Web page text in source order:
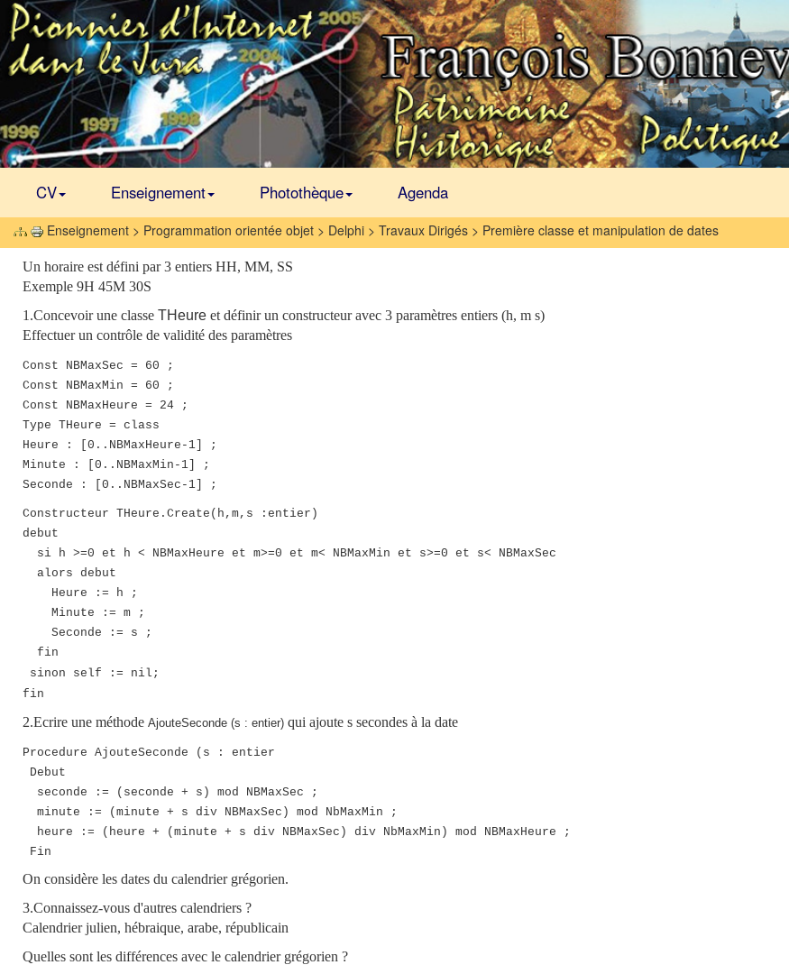
CV Enseignement Photothèque Agenda
Enseignement > Programmation orientée objet > Delphi > Travaux Dirigés > Première classe et manipulation de dates
Un horaire est défini par 3 entiers HH, MM, SS
Exemple 9H 45M 30S
1.Concevoir une classe THeure et définir un constructeur avec 3 paramètres entiers (h, m s)
Effectuer un contrôle de validité des paramètres
Const NBMaxSec = 60 ;
Const NBMaxMin = 60 ;
Const NBMaxHeure = 24 ;
Type THeure = class
Heure : [0..NBMaxHeure-1] ;
Minute : [0..NBMaxMin-1] ;
Seconde : [0..NBMaxSec-1] ;
Constructeur THeure.Create(h,m,s :entier)
debut
si h >=0 et h < NBMaxHeure et m>=0 et m< NBMaxMin et s>=0 et s< NBMaxSec
alors debut
Heure := h ;
Minute := m ;
Seconde := s ;
fin
sinon self := nil;
fin
2.Ecrire une méthode AjouteSeconde (s : entier) qui ajoute s secondes à la date
Procedure AjouteSeconde (s : entier
Debut
seconde := (seconde + s) mod NBMaxSec ;
minute := (minute + s div NBMaxSec) mod NbMaxMin ;
heure := (heure + (minute + s div NBMaxSec) div NbMaxMin) mod NBMaxHeure ;
Fin
On considère les dates du calendrier grégorien.
3.Connaissez-vous d'autres calendriers ?
Calendrier julien, hébraique, arabe, républicain
Quelles sont les différences avec le calendrier grégorien ?